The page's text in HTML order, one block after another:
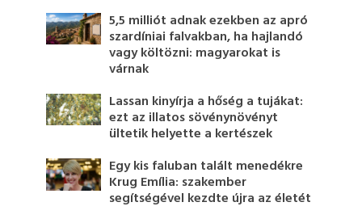
5,5 milliót adnak ezekben az apró
szardíniai falvakban, ha hajlandó
vagy költözni: magyarokat is
várnak
Lassan kinyírja a hőség a tujákat:
ezt az illatos sövénynövényt
ültetik helyette a kertészek
Egy kis faluban talált menedékre
Krug Emília: szakember
segítségével kezdte újra az életét